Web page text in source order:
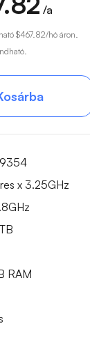
/a
$467.82/hó áron.
x 3.25GHz
RAM